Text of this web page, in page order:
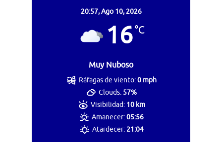
20:57,Ago 10, 2026
16°C
Muy Nuboso
Ráfagas de viento:0 mph
Clouds: 57%
Visibilidad: 10 km
Amanecer:05:56
Atardecer:21:04